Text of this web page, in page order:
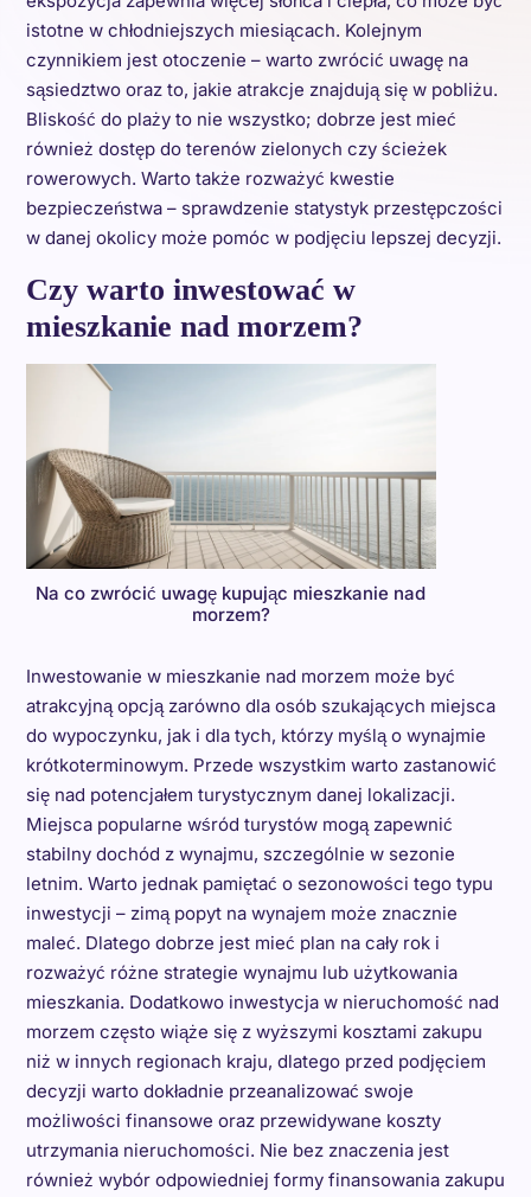
istotne w chłodniejszych miesiącach. Kolejnym
czynnikiem jest otoczenie – warto zwrócić uwagę na
sąsiedztwo oraz to, jakie atrakcje znajdują się w pobliżu.
Bliskość do plaży to nie wszystko; dobrze jest mieć
również dostęp do terenów zielonych czy ścieżek
rowerowych. Warto także rozważyć kwestie
bezpieczeństwa – sprawdzenie statystyk przestępczości
w danej okolicy może pomóc w podjęciu lepszej decyzji.
Czy warto inwestować w
mieszkanie nad morzem?
Na co zwrócić uwagę kupując mieszkanie nad
morzem?
Inwestowanie w mieszkanie nad morzem może być
atrakcyjną opcją zarówno dla osób szukających miejsca
do wypoczynku, jak i dla tych, którzy myślą o wynajmie
krótkoterminowym. Przede wszystkim warto zastanowić
się nad potencjałem turystycznym danej lokalizacji.
Miejsca popularne wśród turystów mogą zapewnić
stabilny dochód z wynajmu, szczególnie w sezonie
letnim. Warto jednak pamiętać o sezonowości tego typu
inwestycji – zimą popyt na wynajem może znacznie
maleć. Dlatego dobrze jest mieć plan na cały rok i
rozważyć różne strategie wynajmu lub użytkowania
mieszkania. Dodatkowo inwestycja w nieruchomość nad
morzem często wiąże się z wyższymi kosztami zakupu
niż w innych regionach kraju, dlatego przed podjęciem
decyzji warto dokładnie przeanalizować swoje
możliwości finansowe oraz przewidywane koszty
utrzymania nieruchomości. Nie bez znaczenia jest
również wybór odpowiedniej formy finansowania zakupu